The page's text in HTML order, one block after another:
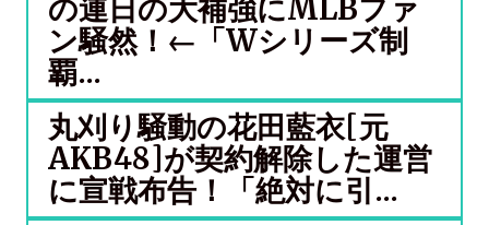
の連日の大補強にMLBファ
ン騒然！←「Wシリーズ制
覇...
丸刈り騒動の花田藍衣[元
AKB48]が契約解除した運営
に宣戦布告！「絶対に引...